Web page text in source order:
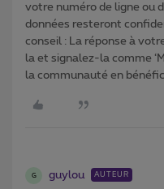
votre numéro de ligne ou
données resteront
conseil : La réponse à
la et signalez-la comme
la communauté en
G guylou AUTEUR